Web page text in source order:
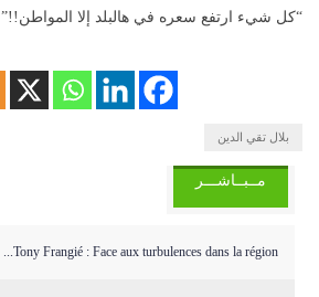
“كل شيء ارتفع سعره في هالبلد إلا المواطن!!”
بلال تقي الدين
مــبــاشـــر
Tony Frangié : Face aux turbulences dans la région...